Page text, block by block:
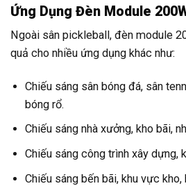
Ứng Dụng Đèn Module
Ngoài sân pickleball, đèn module
quả cho nhiều ứng dụng khác như:
Chiếu sáng sân bóng đá, sân
bóng rổ.
Chiếu sáng nhà xưởng, kho bãi,
Chiếu sáng công trình xây dựng,
Chiếu sáng bến bãi, khu vực kho,